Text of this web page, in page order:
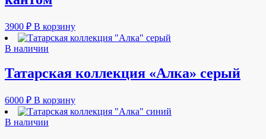
3900 ₽ В корзину
В наличии
Татарская коллекция «Алка» серый
6000 ₽ В корзину
В наличии